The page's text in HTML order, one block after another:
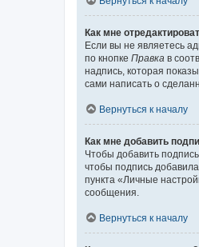
Как мне
Если вы не являетесь
по кнопке Правка в
надпись, которая
сами написать о
Вернуться к началу
Как мне добавить
Чтобы добавить
чтобы подпись
пункта «Личные
сообщения.
Вернуться к началу